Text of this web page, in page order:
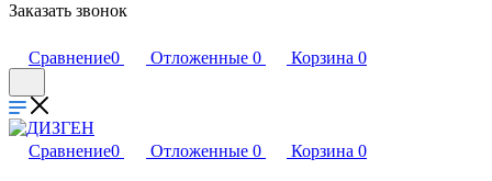
Заказать звонок
Сравнение0 Отложенные 0 Корзина 0
Сравнение0 Отложенные 0 Корзина 0